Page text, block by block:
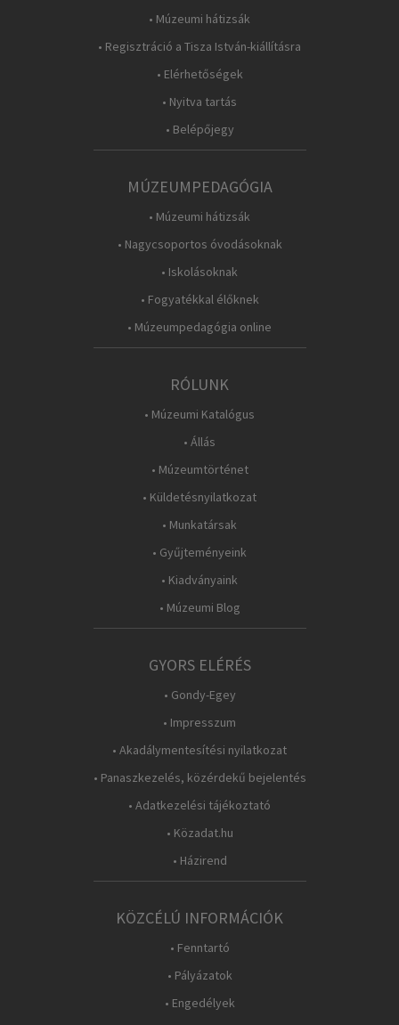
• Múzeumi hátizsák
• Regisztráció a Tisza István-kiállításra
• Elérhetőségek
• Nyitva tartás
• Belépőjegy
MÚZEUMPEDAGÓGIA
• Múzeumi hátizsák
• Nagycsoportos óvodásoknak
• Iskolásoknak
• Fogyatékkal élőknek
• Múzeumpedagógia online
RÓLUNK
• Múzeumi Katalógus
• Állás
• Múzeumtörténet
• Küldetésnyilatkozat
• Munkatársak
• Gyűjteményeink
• Kiadványaink
• Múzeumi Blog
GYORS ELÉRÉS
• Gondy-Egey
• Impresszum
• Akadálymentesítési nyilatkozat
• Panaszkezelés, közérdekű bejelentés
• Adatkezelési tájékoztató
• Közadat.hu
• Házirend
KÖZCÉLÚ INFORMÁCIÓK
• Fenntartó
• Pályázatok
• Engedélyek